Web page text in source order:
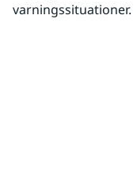
varningssituationer.